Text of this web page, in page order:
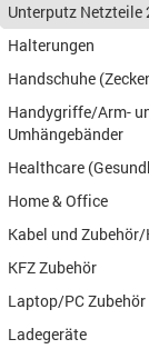
Unterputz Netzteile
Halterungen
Handschuhe
Handygriffe/Arm-
Umhängebänder
Healthcare
Home & Office
Kabel und
KFZ Zubehör
Laptop/PC Zubehör
Ladegeräte